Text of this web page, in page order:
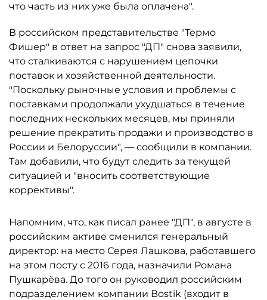
что часть из них уже была оплачена".
В российском представительстве "Термо
Фишер" в ответ на запрос "ДП" снова заявили,
что сталкиваются с нарушением цепочки
поставок и хозяйственной деятельности.
"Поскольку рыночные условия и проблемы с
поставками продолжали ухудшаться в течение
последних нескольких месяцев, мы приняли
решение прекратить продажи и производство в
России и Белоруссии", — сообщили в компании.
Там добавили, что будут следить за текущей
ситуацией и "вносить соответствующие
коррективы".
Напомним, что, как писал ранее "ДП", в августе в
российским активе сменился генеральный
директор: на место Серея Лашкова, работавшего
на этом посту с 2016 года, назначили Романа
Пушкарёва. До того он руководил российским
подразделением компании Bostik (входит в